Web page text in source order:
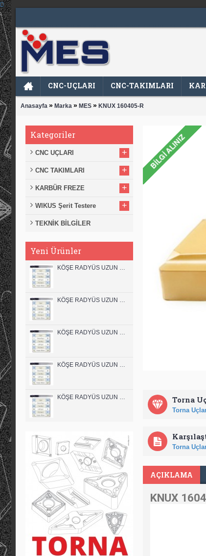
CNC-UÇLARI CNC-TAKIMLARI
Anasayfa » Marka » MES » KNUX 160405-R
Kategoriler
CNC UÇLARI +
CNC TAKIMLARI +
KARBÜR FREZE +
WIKUS Şerit Testere +
TEKNİK BİLGİLER
Yeni Ürünler
Torna
Torna
Torna
AÇIKLAMA
KNUX